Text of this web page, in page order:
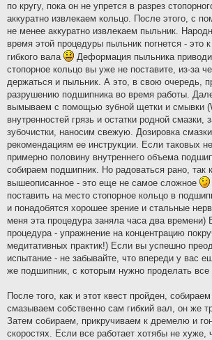
по кругу, пока он не упрется в разрез
аккуратно извлекаем кольцо. После этого, с
не менее аккуратно извлекаем пыльник.
время этой процедуры пыльник погнется - это к
гибкого вала
Деформация пыльника
стопорное кольцо вы уже не поставите, из-за
держаться и пыльник. А это, в свою очередь,
разрушению подшипника во время работы.
вымываем с помощью зубной щетки и смывки
внутренностей грязь и остатки родной
зубочистки, наносим свежую. Дозировка
рекомендациям ее инструкции. Если таковых
примерно половину внутреннего объема
собираем подшипник. Но радоваться рано, так
вышеописанное - это еще не самое сложное
поставить на место стопорное кольцо в
и понадобятся хорошее зрение и стальные
меня эта процедура заняла часа два времени)
процедура - упражнение на концентрацию
медитативных практик!) Если вы успешно
испытание - не забывайте, что впереди у вас
же подшипник, с которым нужно проделать
После того, как и этот квест пройден, собираем
смазываем собственно сам гибкий вал, он же
Затем собираем, прикручиваем к дремелю и
скоростях. Если все работает хотябы не хуже,